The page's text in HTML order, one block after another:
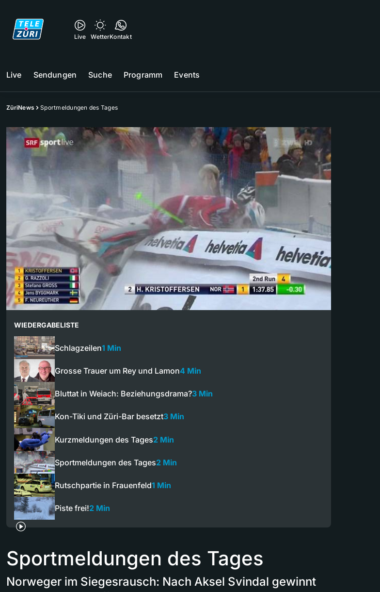
Live WetterKontakt
Live Sendungen Suche Programm Events
ZüriNews Sportmeldungen des Tages
WIEDERGABELISTE
Schlagzeilen1 Min
Grosse Trauer um Rey und Lamon4 Min
Bluttat in Weiach: Beziehungsdrama?3 Min
Kon-Tiki und Züri-Bar besetzt3 Min
Kurzmeldungen des Tages2 Min
Sportmeldungen des Tages2 Min
Rutschpartie in Frauenfeld1 Min
Piste frei!2 Min
Sportmeldungen des Tages
Norweger im Siegesrausch: Nach Aksel Svindal gewinnt